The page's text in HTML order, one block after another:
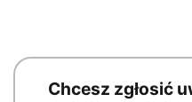
Chcesz zgłosić